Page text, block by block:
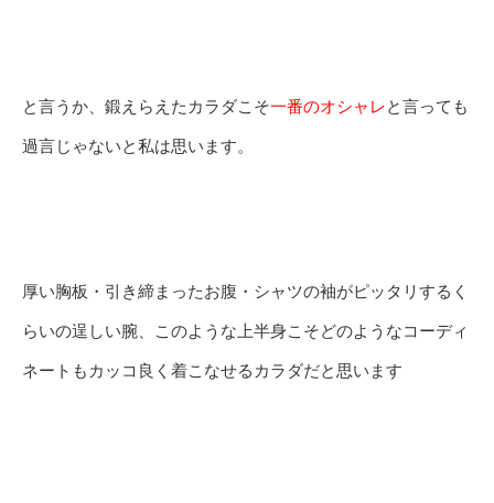
と言うか、鍛えらえたカラダこそ一番のオシャレと言っても
過言じゃないと私は思います。
厚い胸板・引き締まったお腹・シャツの袖がピッタリするく
らいの逞しい腕、このような上半身こそどのようなコーディ
ネートもカッコ良く着こなせるカラダだと思います